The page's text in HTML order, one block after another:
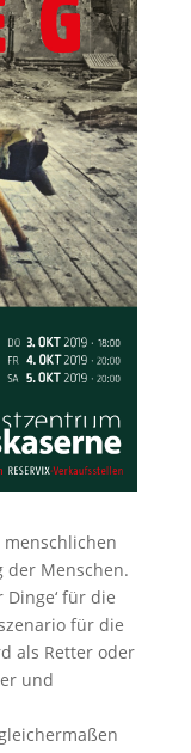
Menschen.
für die
für die
als Retter oder
und